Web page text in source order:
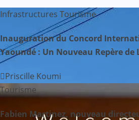
a
t
i
o
Infrastructures Tourisme
Inauguration du Concord
Yaoundé : Un Nouveau Repère de
Priscille Koumi
Tourisme
Fabien Martinez, nouveau